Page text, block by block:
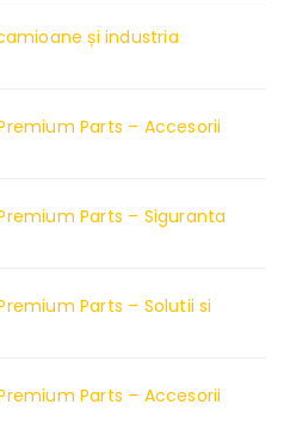
și industria
Parts – Accesorii
Parts – Siguranta
Parts – Solutii si
Parts – Accesorii